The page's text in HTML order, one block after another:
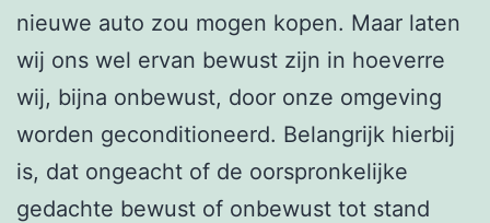
nieuwe auto zou mogen kopen. Maar laten
wij ons wel ervan bewust zijn in hoeverre
wij, bijna onbewust, door onze omgeving
worden geconditioneerd. Belangrijk hierbij
is, dat ongeacht of de oorspronkelijke
gedachte bewust of onbewust tot stand